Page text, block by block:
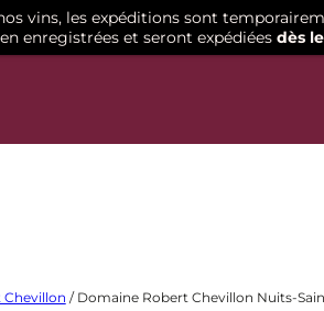
/ Domaine Robert Chevillon Nuits-
vins, les expéditions sont
enregistrées et seront expédiées dès